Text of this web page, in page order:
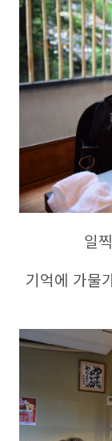
일
기억에 가물